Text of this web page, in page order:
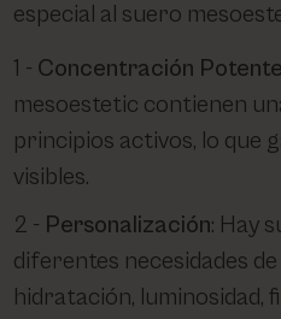
especial al suero
Concentración Potente
mesoestetic contienen
principios activos, lo que
visibles.
Personalización: Hay
diferentes necesidades de
hidratación, luminosidad,